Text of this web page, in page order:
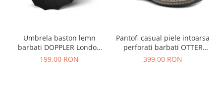
Umbrela baston lemn
barbati DOPPLER London
negru
199,00 RON
Pantofi casual piele intoarsa
perforati barbati OTTER
OT9554 bej inchis
399,00 RON